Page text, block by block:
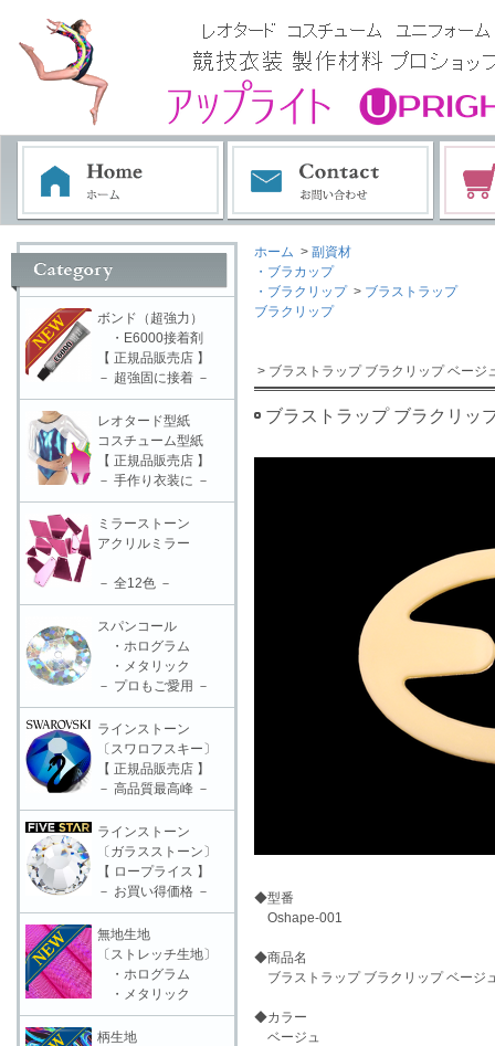
ホーム > 副資材
・ブラカップ
・ブラクリップ > ブラストラップ
ブラクリップ
> ブラストラップ ブラクリップ ベージ
ブラストラップ ブラクリッ
◆型番
Oshape-001
◆商品名
ブラストラップ ブラクリップ ベージ
◆カラー
ベージュ
ボンド（超強力）
・E6000接着剤
【 正規品販売店 】
－ 超強固に接着 －
レオタード型紙
コスチューム型紙
【 正規品販売店 】
－ 手作り衣装に －
ミラーストーン
アクリルミラー
－ 全12色 －
スパンコール
・ホログラム
・メタリック
－ プロもご愛用 －
ラインストーン
〔スワロフスキー〕
【 正規品販売店 】
－ 高品質最高峰 －
ラインストーン
〔ガラスストーン〕
【 ロープライス 】
－ お買い得価格 －
無地生地
〔ストレッチ生地〕
・ホログラム
・メタリック
柄生地